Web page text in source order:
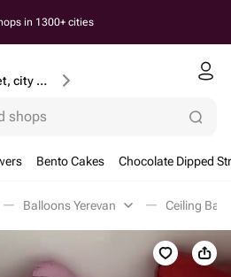
in 1300+ cities
House number, street, city or postcode
shops
Bento Cakes Chocolate Dipped
Balloons Yerevan Ceiling